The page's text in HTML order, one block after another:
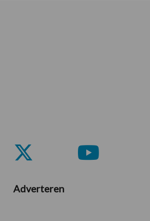
Adverteren